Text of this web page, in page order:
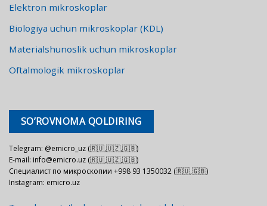
Elektron mikroskoplar
Biologiya uchun mikroskoplar (KDL)
Materialshunoslik uchun mikroskoplar
Oftalmologik mikroskoplar
SO’ROVNOMA QOLDIRING
Telegram: @emicro_uz (🇷🇺,🇺🇿,🇬🇧)
E-mail: info@emicro.uz (🇷🇺,🇺🇿,🇬🇧)
Специалист по микроскопии +998 93 1350032 (🇷🇺,🇬🇧)
Instagram: emicro.uz